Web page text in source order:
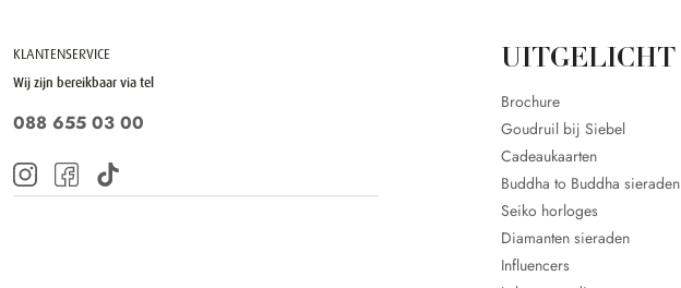
KLANTENSERVICE
Wij zijn bereikbaar via tel
088 655 03 00
UITGELICHT
Brochure
Goudruil bij Siebel
Cadeaukaarten
Buddha to Buddha sieraden
Seiko horloges
Diamanten sieraden
Influencers